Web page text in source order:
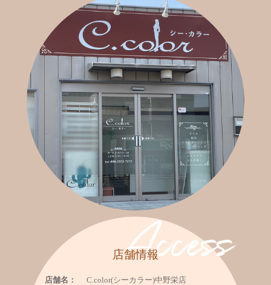
Access
店舗情報
店舗名：
C.color(シーカラー)中野栄店